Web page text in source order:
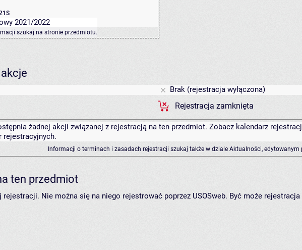
2021/2022
szukaj na stronie przedmiotu.
Brak (rejestracja wyłączona)
Rejestracja zamknięta
żadnej akcji związanej z rejestracją na ten przedmiot. Zobacz kalendarz
rejestracyjnych.
Informacji o terminach i zasadach rejestracji szukaj także w dziale Aktualności, edytowanym
ten przedmiot
Nie można się na niego rejestrować poprzez USOSweb. Być może rejestracja